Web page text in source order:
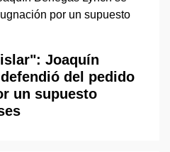
Joaquín
del pedido
un supuesto